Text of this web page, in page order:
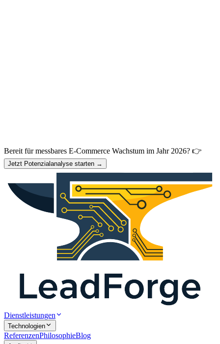
Bereit für messbares E-Commerce Wachstum im Jahr 2026? 👉
Jetzt Potenzialanalyse starten →
Dienstleistungen
Technologien
ReferenzenPhilosophieBlog